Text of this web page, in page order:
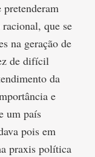
pretenderam
que se
na geração de
de difícil
da
e
um país
pois em
praxis política